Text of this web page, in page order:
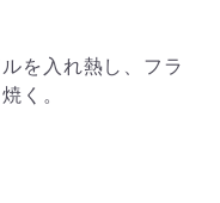
を入れ熱し、フラ
く。